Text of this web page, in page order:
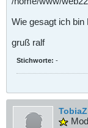
Wie gesagt ich bin
gruß ralf
Stichworte: -
TobiaZ